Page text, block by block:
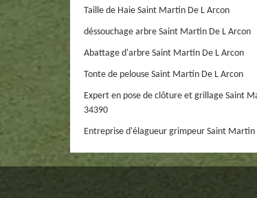
Taille de Haie Saint Martin De L Arcon
déssouchage arbre Saint Martin De L Arcon
Abattage d'arbre Saint Martin De L Arcon
Tonte de pelouse Saint Martin De L Arcon
Expert en pose de clôture et grillage Saint
34390
Entreprise d'élagueur grimpeur Saint Martin